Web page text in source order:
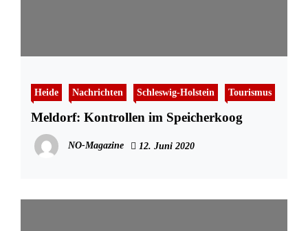
Heide Nachrichten Schleswig-Holstein Tourismus
Meldorf: Kontrollen im Speicherkoog
NO-Magazine 12. Juni 2020